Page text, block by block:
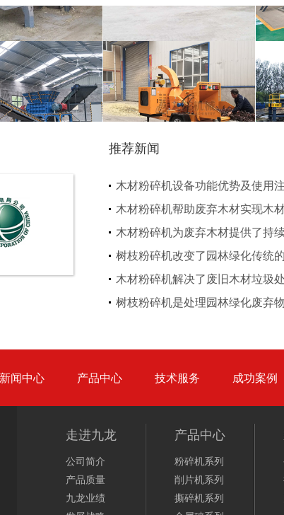
树枝粉碎机 大型秸秆粉碎机
树枝粉碎机
生活垃圾处理设备...
推荐新闻
木材粉碎机设备功能优势及使用
木材粉碎机帮助废弃木材实现木
木材粉碎机为废弃木材提供了持
树枝粉碎机改变了园林绿化传统
木材粉碎机解决了废旧木材垃圾
树枝粉碎机是处理园林绿化废弃
新闻中心 产品中心 技术服务 成功案例
走进九龙
公司简介
产品质量
九龙业绩
产品中心
粉碎机系列
削片机系列
撕碎机系列